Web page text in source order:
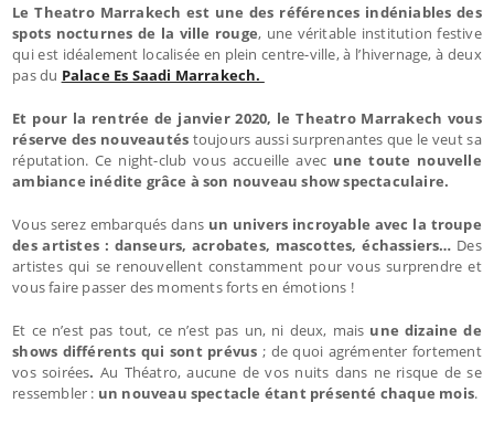
Le Theatro Marrakech est une des références indéniables des
spots nocturnes de la ville rouge, une véritable institution festive
qui est idéalement localisée en plein centre-ville, à l’hivernage, à deux
pas du Palace Es Saadi Marrakech.
Et pour la rentrée de janvier 2020, le Theatro Marrakech vous
réserve des nouveautés toujours aussi surprenantes que le veut sa
réputation. Ce night-club vous accueille avec une toute nouvelle
ambiance inédite grâce à son nouveau show spectaculaire.
Vous serez embarqués dans un univers incroyable avec la troupe
des artistes : danseurs, acrobates, mascottes, échassiers… Des
artistes qui se renouvellent constamment pour vous surprendre et
vous faire passer des moments forts en émotions !
Et ce n’est pas tout, ce n’est pas un, ni deux, mais une dizaine de
shows différents qui sont prévus ; de quoi agrémenter fortement
vos soirées. Au Théatro, aucune de vos nuits dans ne risque de se
ressembler : un nouveau spectacle étant présenté chaque mois.